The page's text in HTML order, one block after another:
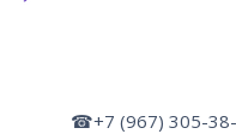
☎+7 (967) 305-